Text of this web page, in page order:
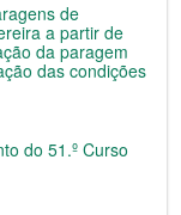
de
a partir de
da paragem
das condições
do 51.º Curso